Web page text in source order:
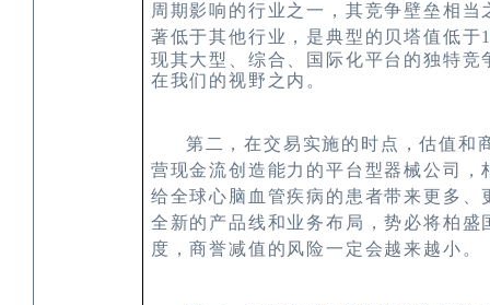
周期影响的行业之一，其竞争壁垒相
著低于其他行业，是典型的贝塔值低于
现其大型、综合、国际化平台的独特
在我们的视野之内。
第二，在交易实施的时点，估值和
营现金流创造能力的平台型器械公司
给全球心脑血管疾病的患者带来更多
全新的产品线和业务布局，势必将柏
度，商誉减值的风险一定会越来越小。